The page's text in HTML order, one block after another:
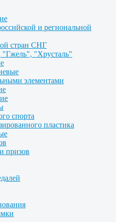
и региональной
стран СНГ
"Хрусталь"
элементами
спорта
пластика
призов